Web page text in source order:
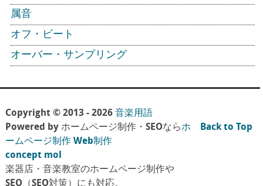
属音
オフ・ビート
オーバー・サンプリング
Copyright © 2013 - 2026音楽用語
Powered by ホームページ制作・SEOならホ
ームページ制作 Web制作
concept mol
楽器店・音楽教室のホームページ制作や
SEO（SEO対策）にも対応。
Back to Top